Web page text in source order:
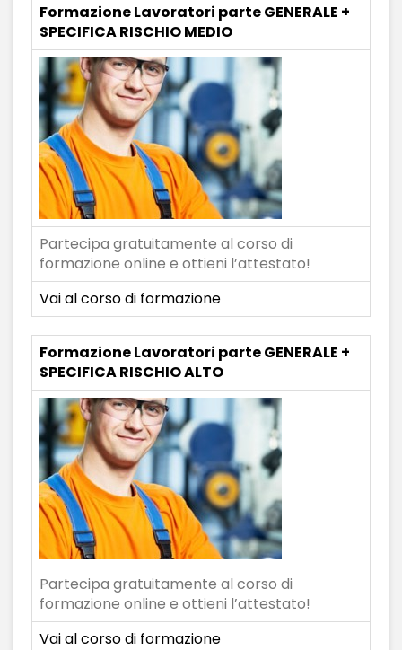
Formazione Lavoratori parte GENERALE +
SPECIFICA RISCHIO MEDIO
Partecipa gratuitamente al corso di
formazione online e ottieni l’attestato!
Vai al corso di formazione
Formazione Lavoratori parte GENERALE +
SPECIFICA RISCHIO ALTO
Partecipa gratuitamente al corso di
formazione online e ottieni l’attestato!
Vai al corso di formazione